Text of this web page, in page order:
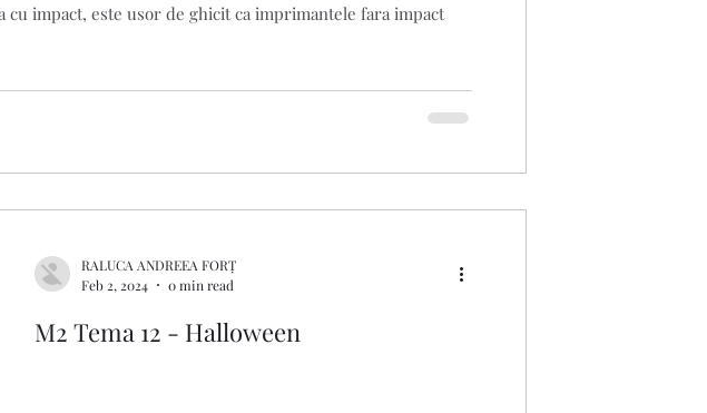
impact, este usor de ghicit ca imprimantele fara impact
RALUCA ANDREEA FORȚ
Feb 2, 2024
0 min read
M2 Tema 12 - Halloween